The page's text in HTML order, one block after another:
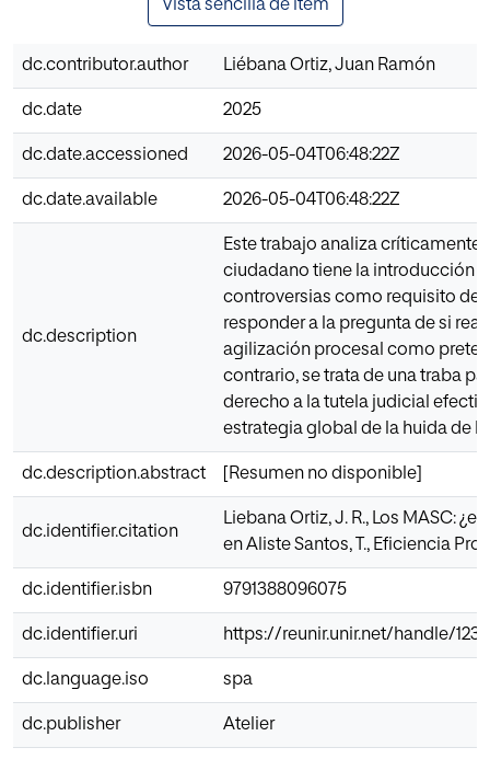
Vista sencilla de ítem
dc.contributor.author Liébana Ortiz, Juan Ramón
dc.date 2025
dc.date.accessioned 2026-05-04T06:48:22Z
dc.date.available 2026-05-04T06:48:22Z
dc.description
Este trabajo analiza críticamente
ciudadano tiene la introducción
controversias como requisito de
responder a la pregunta de si
agilización procesal como
contrario, se trata de una traba
derecho a la tutela judicial
estrategia global de la huida de
dc.description.abstract [Resumen no disponible]
dc.identifier.citation
Liebana Ortiz, J. R., Los MASC:
en Aliste Santos, T., Eficiencia
dc.identifier.isbn 9791388096075
dc.identifier.uri https://reunir.unir.net/handle/
dc.language.iso spa
dc.publisher Atelier